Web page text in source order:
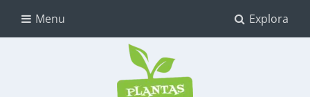
Explora
Menu